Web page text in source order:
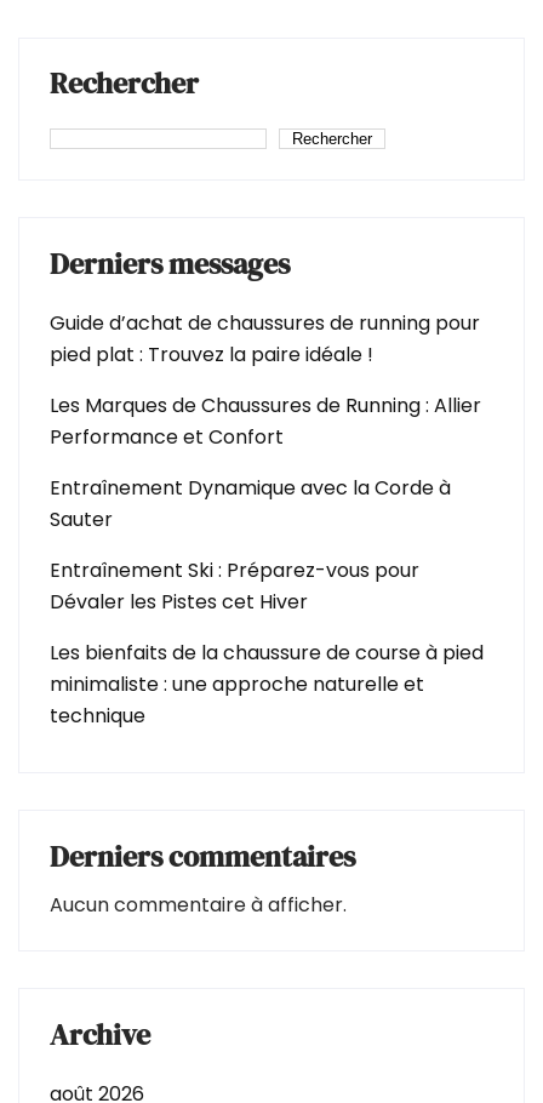
Rechercher
Rechercher
Derniers messages
Guide d’achat de chaussures de running pour
pied plat : Trouvez la paire idéale !
Les Marques de Chaussures de Running : Allier
Performance et Confort
Entraînement Dynamique avec la Corde à
Sauter
Entraînement Ski : Préparez-vous pour
Dévaler les Pistes cet Hiver
Les bienfaits de la chaussure de course à pied
minimaliste : une approche naturelle et
technique
Derniers commentaires
Aucun commentaire à afficher.
Archive
août 2026